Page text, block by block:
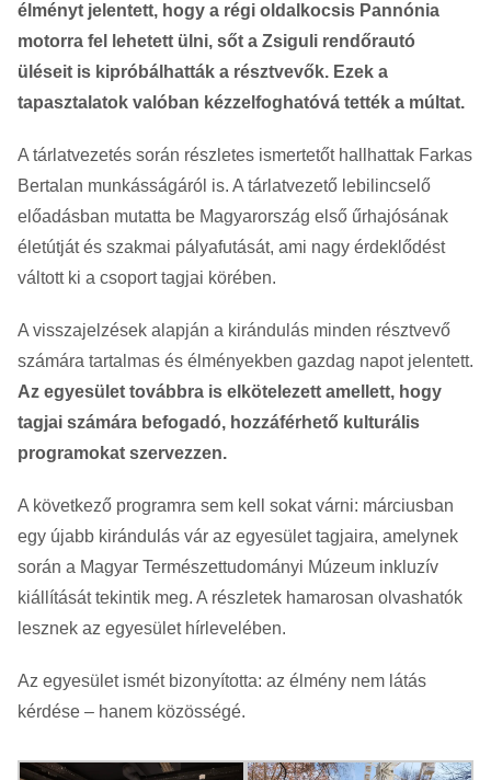
élményt jelentett, hogy a régi oldalkocsis Pannónia
motorra fel lehetett ülni, sőt a Zsiguli rendőrautó
üléseit is kipróbálhatták a résztvevők. Ezek a
tapasztalatok valóban kézzelfoghatóvá tették a múltat.
A tárlatvezetés során részletes ismertetőt hallhattak Farkas
Bertalan munkásságáról is. A tárlatvezető lebilincselő
előadásban mutatta be Magyarország első űrhajósának
életútját és szakmai pályafutását, ami nagy érdeklődést
váltott ki a csoport tagjai körében.
A visszajelzések alapján a kirándulás minden résztvevő
számára tartalmas és élményekben gazdag napot jelentett.
Az egyesület továbbra is elkötelezett amellett, hogy
tagjai számára befogadó, hozzáférhető kulturális
programokat szervezzen.
A következő programra sem kell sokat várni: márciusban
egy újabb kirándulás vár az egyesület tagjaira, amelynek
során a Magyar Természettudományi Múzeum inkluzív
kiállítását tekintik meg. A részletek hamarosan olvashatók
lesznek az egyesület hírlevelében.
Az egyesület ismét bizonyította: az élmény nem látás
kérdése – hanem közösségé.